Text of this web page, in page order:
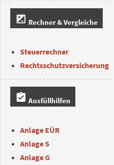
iso Rechner & Vergleiche
Steuerrechner
Rechtsschutzversicherung
assignment_turned_in Ausfüllhilfen
Anlage EÜR
Anlage S
Anlage G